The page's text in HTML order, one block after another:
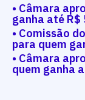
• Câmara
ganha até R$
• Comissão
para quem
• Câmara
quem ganha